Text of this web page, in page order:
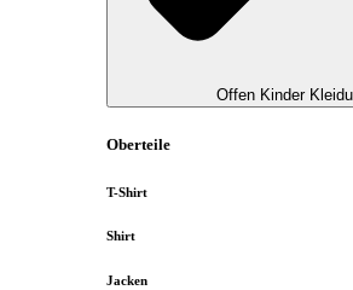
Offen Kinder
Oberteile
T-Shirt
Shirt
Jacken